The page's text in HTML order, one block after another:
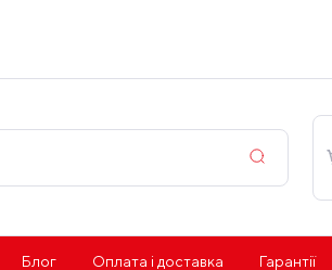
Блог Оплата і доставка Гарантії